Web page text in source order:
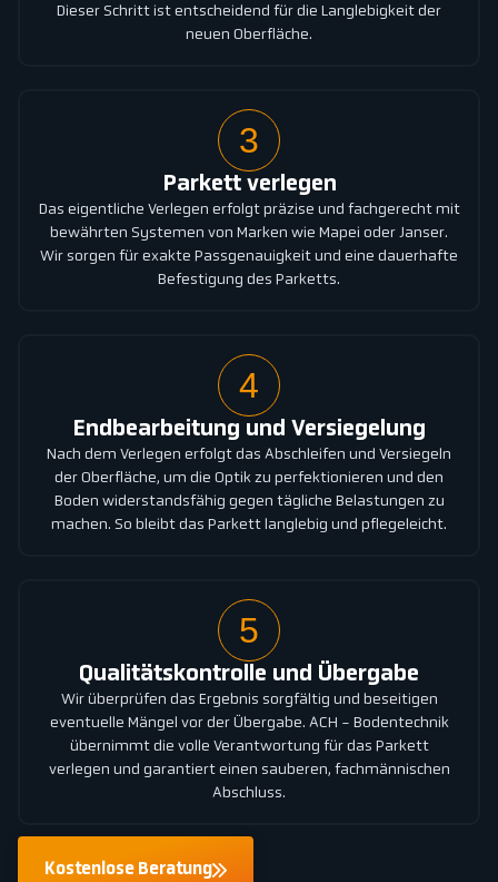
Dieser Schritt ist entscheidend für die Langlebigkeit der
neuen Oberfläche.
3
Parkett verlegen
Das eigentliche Verlegen erfolgt präzise und fachgerecht mit
bewährten Systemen von Marken wie Mapei oder Janser.
Wir sorgen für exakte Passgenauigkeit und eine dauerhafte
Befestigung des Parketts.
4
Endbearbeitung und Versiegelung
Nach dem Verlegen erfolgt das Abschleifen und Versiegeln
der Oberfläche, um die Optik zu perfektionieren und den
Boden widerstandsfähig gegen tägliche Belastungen zu
machen. So bleibt das Parkett langlebig und pflegeleicht.
5
Qualitätskontrolle und Übergabe
Wir überprüfen das Ergebnis sorgfältig und beseitigen
eventuelle Mängel vor der Übergabe. ACH - Bodentechnik
übernimmt die volle Verantwortung für das Parkett
verlegen und garantiert einen sauberen, fachmännischen
Abschluss.
Kostenlose Beratung